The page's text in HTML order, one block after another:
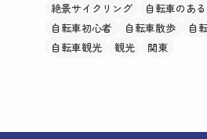
絶景サイクリング
自転車のあ
自転車初心者
自転車散歩
自
自転車観光
観光 関東